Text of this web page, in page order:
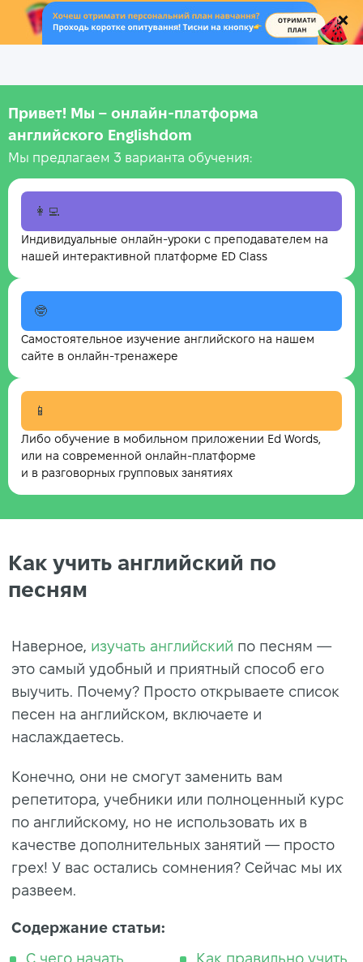
.
Привет! Мы – онлайн‑платформа
английского Englishdom
Мы предлагаем 3 варианта обучения:
👩‍💻
Индивидуальные онлайн-уроки с преподавателем на
нашей интерактивной платформе ED Class
🤓
Самостоятельное изучение английского на нашем
сайте в онлайн-тренажере
📱
Либо обучение в мобильном приложении Ed Words,
или на современной онлайн-платформе
и в разговорных групповых занятиях
Как учить английский по
песням
Наверное, изучать английский по песням —
это самый удобный и приятный способ его
выучить. Почему? Просто открываете список
песен на английском, включаете и
наслаждаетесь.
Конечно, они не смогут заменить вам
репетитора, учебники или полноценный курс
по английскому, но не использовать их в
качестве дополнительных занятий — просто
грех! У вас остались сомнения? Сейчас мы их
развеем.
Содержание статьи:
С чего начать
Как правильно учить